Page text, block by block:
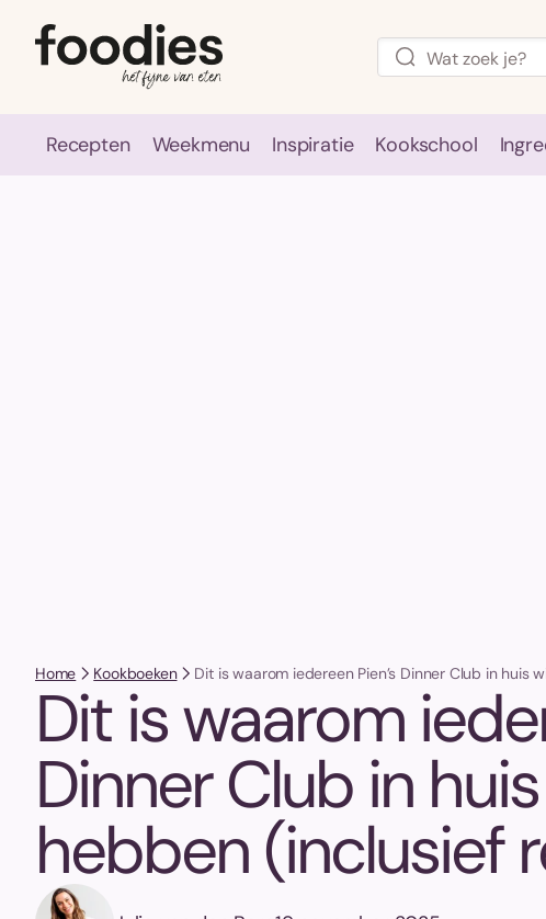
Recepten Weekmenu Inspiratie Kookschool
Home Kookboeken Dit is waarom iedereen Pien’s Dinner Club in huis
Dit is waarom
Dinner Club in
hebben (inclusief